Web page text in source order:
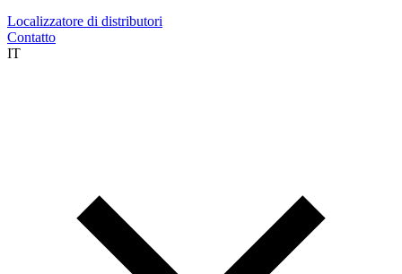
Localizzatore di distributori
Contatto
IT